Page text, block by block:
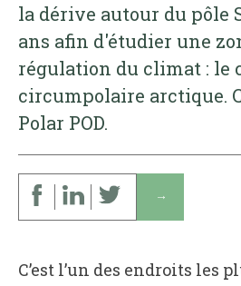
la dérive autour du pôle
ans afin d'étudier une
régulation du climat : le
circumpolaire arctique.
Polar POD.
↓
C’est l’un des endroits les